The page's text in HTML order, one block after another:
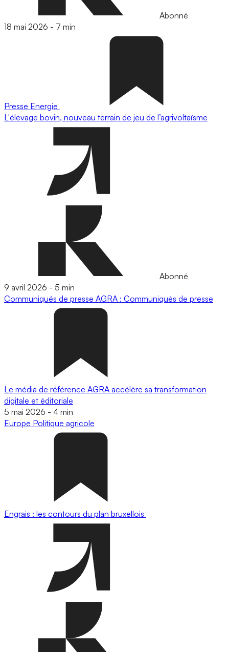
Abonné
18 mai 2026 - 7 min
Presse Energie
L'élevage bovin, nouveau terrain de jeu de l’agrivoltaïsme
Abonné
9 avril 2026 - 5 min
Communiqués de presse AGRA : Communiqués de presse
Le média de référence AGRA accélère sa transformation
digitale et éditoriale
5 mai 2026 - 4 min
Europe Politique agricole
Engrais : les contours du plan bruxellois